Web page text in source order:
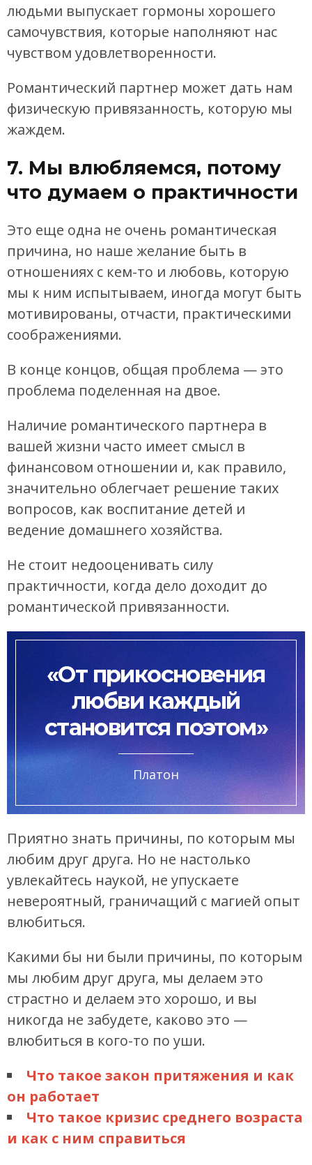
людьми выпускает гормоны хорошего
самочувствия, которые наполняют нас
чувством удовлетворенности.
Романтический партнер может дать нам
физическую привязанность, которую мы
жаждем.
7. Мы влюбляемся, потому
что думаем о практичности
Это еще одна не очень романтическая
причина, но наше желание быть в
отношениях с кем-то и любовь, которую
мы к ним испытываем, иногда могут быть
мотивированы, отчасти, практическими
соображениями.
В конце концов, общая проблема — это
проблема поделенная на двое.
Наличие романтического партнера в
вашей жизни часто имеет смысл в
финансовом отношении и, как правило,
значительно облегчает решение таких
вопросов, как воспитание детей и
ведение домашнего хозяйства.
Не стоит недооценивать силу
практичности, когда дело доходит до
романтической привязанности.
«От прикосновения
любви каждый
становится поэтом»
Платон
Приятно знать причины, по которым мы
любим друг друга. Но не настолько
увлекайтесь наукой, не упускаете
невероятный, граничащий с магией опыт
влюбиться.
Какими бы ни были причины, по которым
мы любим друг друга, мы делаем это
страстно и делаем это хорошо, и вы
никогда не забудете, каково это —
влюбиться в кого-то по уши.
Что такое закон притяжения и как
он работает
Что такое кризис среднего возраста
и как с ним справиться